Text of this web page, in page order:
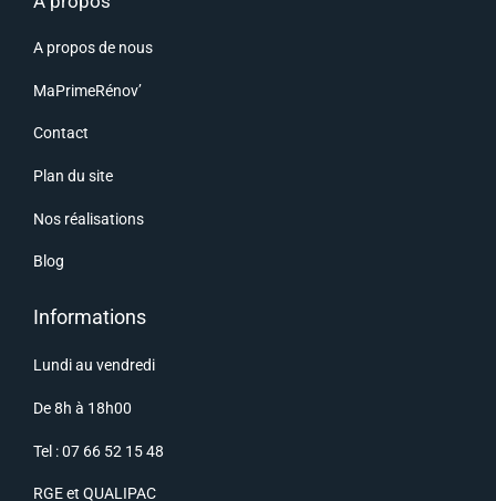
A propos de nous
MaPrimeRénov’
Contact
Plan du site
Nos réalisations
Blog
Informations
Lundi au vendredi
De 8h à 18h00
Tel : 07 66 52 15 48
RGEet QUALIPAC